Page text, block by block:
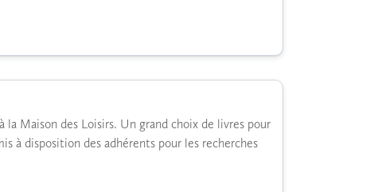
Maison des Loisirs. Un grand choix de livres pour
à disposition des adhérents pour les recherches